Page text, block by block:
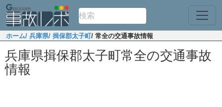
ホーム/ 兵庫県/ 揖保郡太子町/ 常全の交通事故情報
兵庫県揖保郡太子町常全の交通事故
情報